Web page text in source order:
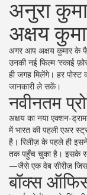
अनुरा
अक्षय
अगर आप अक्षय कुमार के
उनकी नई फिल्म ‘स्काई
ही जगह मिलेंगे। हर पोस्ट
जानकारी ले सकें।
नवीनतम
अक्षय का नया
में भारत की पहली एअर
है। रिलीज़ के पहले ही
तक पहुँच चुका है। इसके
—जैसे एक वेब सीरीज़
बॉक्स ऑफिस